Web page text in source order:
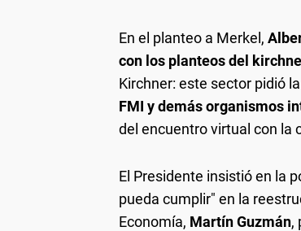
En el planteo a Merkel,
con los planteos del
Kirchner: este sector pidió la
FMI y demás organismos
del encuentro virtual con la
El Presidente insistió en la
pueda cumplir" en la
Economía, Martín Guzmán,